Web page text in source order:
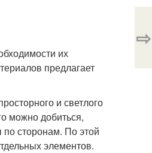
их
предлагает
и светлого
можно добиться,
сторонам. По этой
элементов.
⇨